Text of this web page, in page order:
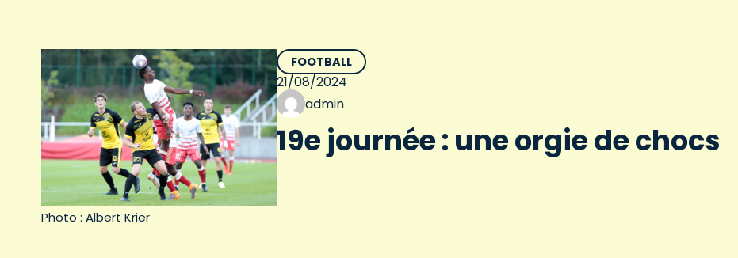
Photo : Albert Krier
FOOTBALL
21/08/2024
admin
19e journée : une orgie de chocs